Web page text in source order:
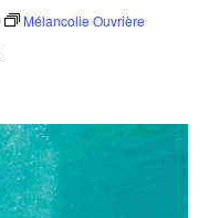
Mélancolie Ouvrière